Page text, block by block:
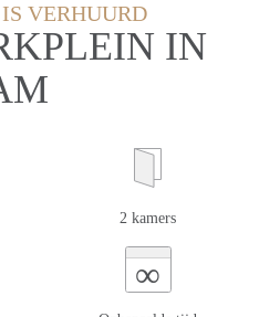
VERHUURD
IN
2 kamers
∞